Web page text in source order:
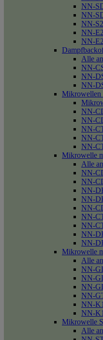
NN-
NN-
NN-
NN-
NN-
Alle
NN-
NN-
NN-
Mikrowellen
NN-
NN-
NN-
NN-
NN-
Mikrowelle
Alle
NN-
NN-
NN-
NN-
NN-
NN-
NN-
NN-
NN-
Mikrowelle
Alle
NN-
NN-
NN-
NN-
NN-
NN-
Mikrowelle
Alle